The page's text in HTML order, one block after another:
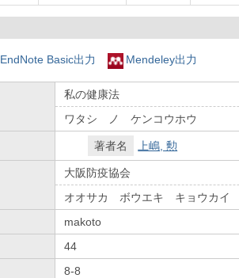
EndNote Basic出力 Mendeley出力
私の健康法
ワタシ ノ ケンコウホウ
著者名 上嶋, 勲
大阪防疫協会
オオサカ ボウエキ キョウカイ
makoto
44
8-8